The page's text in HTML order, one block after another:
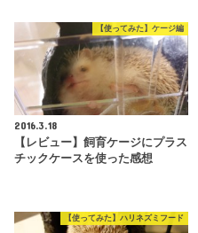
【使ってみた】ケージ編
2016.3.18
【レビュー】飼育ケージにプラス
チックケースを使った感想
【使ってみた】ハリネズミフード